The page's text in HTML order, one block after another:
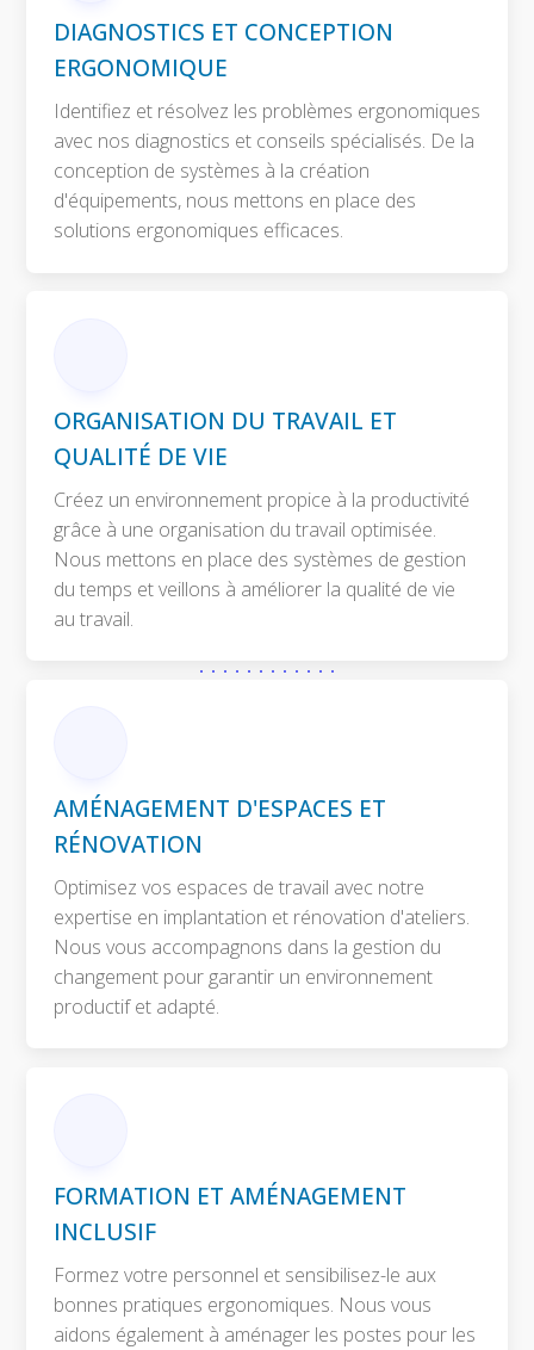
DIAGNOSTICS ET CONCEPTION
ERGONOMIQUE
Identifiez et résolvez les problèmes ergonomiques
avec nos diagnostics et conseils spécialisés. De la
conception de systèmes à la création
d'équipements, nous mettons en place des
solutions ergonomiques efficaces.
ORGANISATION DU TRAVAIL ET
QUALITÉ DE VIE
Créez un environnement propice à la productivité
grâce à une organisation du travail optimisée.
Nous mettons en place des systèmes de gestion
du temps et veillons à améliorer la qualité de vie
au travail.
AMÉNAGEMENT D'ESPACES ET
RÉNOVATION
Optimisez vos espaces de travail avec notre
expertise en implantation et rénovation d'ateliers.
Nous vous accompagnons dans la gestion du
changement pour garantir un environnement
productif et adapté.
FORMATION ET AMÉNAGEMENT
INCLUSIF
Formez votre personnel et sensibilisez-le aux
bonnes pratiques ergonomiques. Nous vous
aidons également à aménager les postes pour les